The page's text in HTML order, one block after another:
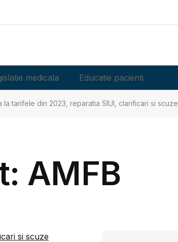
medicala Educatie pacienti
tarifele din 2023, reparatia SIUI, clarificari si scuze
AMFB
si scuze